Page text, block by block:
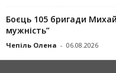
Боєць 105 бригади
мужність”
Чепіль Олена - 06.08.2026